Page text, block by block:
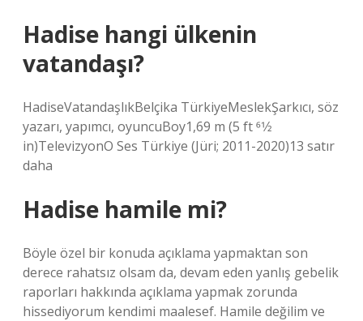
Hadise hangi ülkenin
vatandaşı?
HadiseVatandaşlıkBelçika TürkiyeMeslekŞarkıcı, söz
yazarı, yapımcı, oyuncuBoy1,69 m (5 ft 61⁄2
in)TelevizyonO Ses Türkiye (Jüri; 2011-2020)13 satır
daha
Hadise hamile mi?
Böyle özel bir konuda açıklama yapmaktan son
derece rahatsız olsam da, devam eden yanlış gebelik
raporları hakkında açıklama yapmak zorunda
hissediyorum kendimi maalesef. Hamile değilim ve